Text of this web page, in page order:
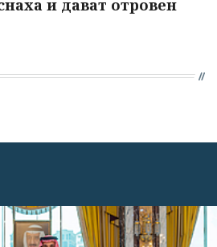
и дават отровен